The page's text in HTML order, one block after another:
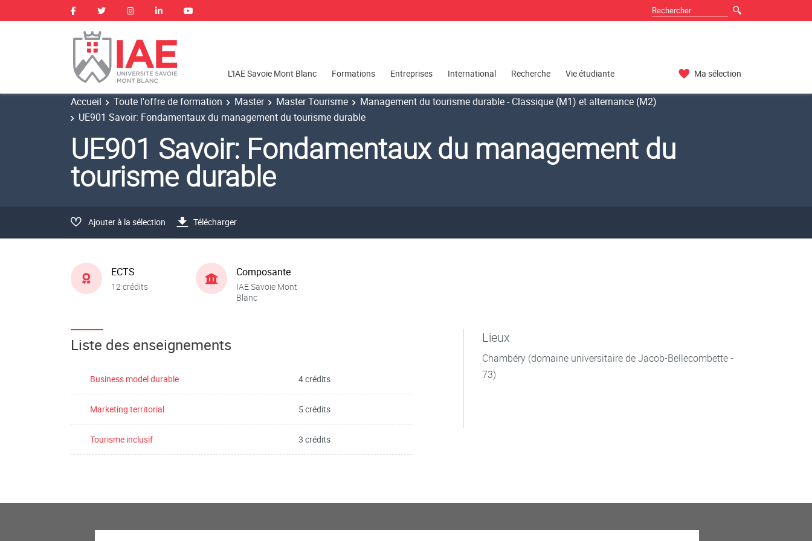
L'IAE Savoie Mont Blanc Formations Entreprises International Recherche Vie étudiante Ma sélection
Accueil Toute l'offre de formation Master Master Tourisme
Management du tourisme durable - Classique (M1) et alternance (M2)
UE901 Savoir: Fondamentaux du management du tourisme durable
UE901 Savoir: Fondamentaux du management du
tourisme durable
Ajouter à la sélection Télécharger
ECTS
12 crédits
Composante
IAE Savoie Mont
Blanc
Liste des enseignements
Business model durable 4 crédits
Marketing territorial 5 crédits
Tourisme inclusif 3 crédits
Lieux
Chambéry (domaine universitaire de Jacob-Bellecombette -
73)